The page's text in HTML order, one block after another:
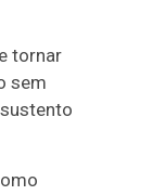
tornar
sem